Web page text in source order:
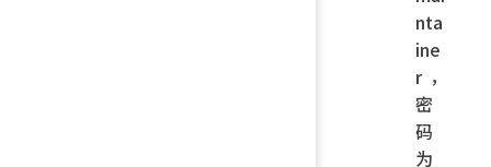
nta
ine
r，
密
码
为